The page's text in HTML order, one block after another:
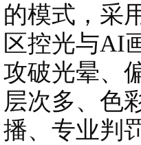
的模式，采
区控光与AI
攻破光晕、
层次多、色
播、专业判